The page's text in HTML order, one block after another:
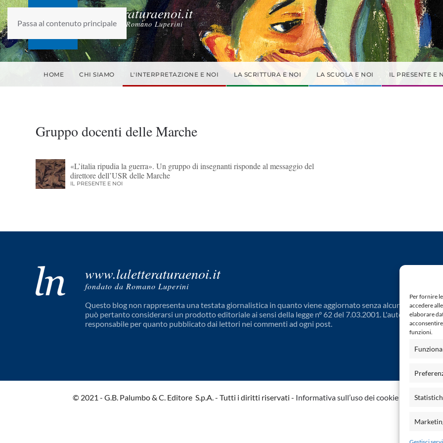
Per fornire
accedere
elaborare
funzioni.
Passa al contenuto principale
laletteraturaenoi.it
fondato da Romano Luperini
HOME CHI SIAMO L'INTERPRETAZIONE E NOI LA SCRITTURA E NOI LA SCUOLA E NOI IL PRESENTE E
Gruppo docenti delle Marche
«L’italia ripudia la guerra». Un gruppo di insegnanti risponde al messaggio del
direttore dell’USR delle Marche
IL PRESENTE E NOI
www.laletteraturaenoi.it
fondato da Romano Luperini
Questo blog non rappresenta una testata giornalistica in quanto viene aggiornato senza alcuna
può pertanto considerarsi un prodotto editoriale ai sensi della legge n° 62 del 7.03.2001. L'autore non è
responsabile per quanto pubblicato dai lettori nei commenti ad ogni post.
© 2021 - G.B. Palumbo & C. Editore S.p.A. - Tutti i diritti riservati - Informativa sull’uso dei cookie